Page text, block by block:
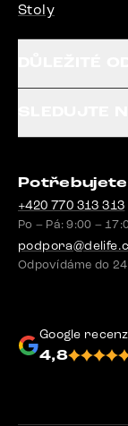
Stoly
+420 770 313 313
Po – Pá: 9:00 –
Odpovídáme do
Google
4,8